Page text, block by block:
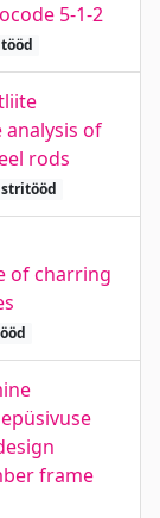
5-1-2
analysis of
rods
of charring
frame